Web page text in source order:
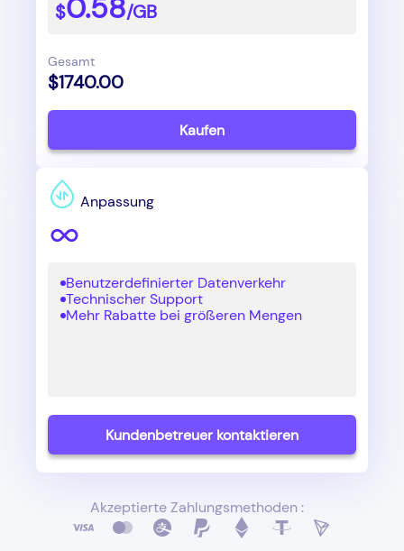
$0.58/GB
Gesamt
$1740.00
Kaufen
Anpassung
Benutzerdefinierter Datenverkehr
Technischer Support
Mehr Rabatte bei größeren Mengen
Kundenbetreuer kontaktieren
Akzeptierte Zahlungsmethoden :